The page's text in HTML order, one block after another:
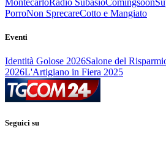
PorroNon SprecareCotto e Mangiato
Eventi
Identità Golose 2026Salone del
2026L'Artigiano in Fiera 2025
Seguici su